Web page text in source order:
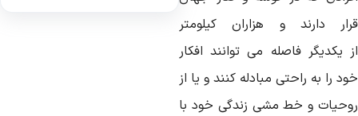
دارند و هزاران
کیلومتر
یکدیگر فاصله می توانند
افکار
را به راحتی مبادله کنند و یا از
و خط مشی زندگی خود با